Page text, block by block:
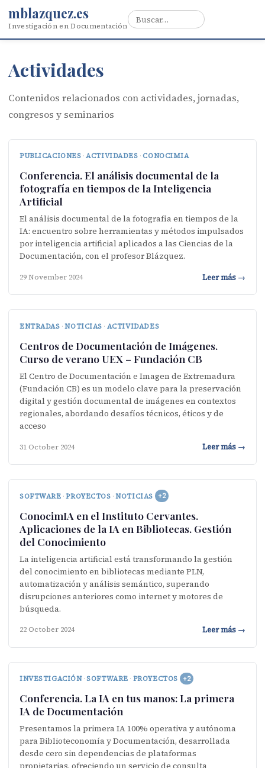
mblazquez.es
Investigación en Documentación
Actividades
Contenidos relacionados con actividades, jornadas,
congresos y seminarios
PUBLICACIONES · ACTIVIDADES · CONOCIMIA
Conferencia. El análisis documental de la
fotografía en tiempos de la Inteligencia
Artificial
El análisis documental de la fotografía en tiempos de la
IA: encuentro sobre herramientas y métodos impulsados
por inteligencia artificial aplicados a las Ciencias de la
Documentación, con el profesor Blázquez.
29 November 2024 Leer más →
ENTRADAS · NOTICIAS · ACTIVIDADES
Centros de Documentación de Imágenes.
Curso de verano UEX – Fundación CB
El Centro de Documentación e Imagen de Extremadura
(Fundación CB) es un modelo clave para la preservación
digital y gestión documental de imágenes en contextos
regionales, abordando desafíos técnicos, éticos y de
acceso
31 October 2024 Leer más →
SOFTWARE · PROYECTOS · NOTICIAS +2
ConocimIA en el Instituto Cervantes.
Aplicaciones de la IA en Bibliotecas. Gestión
del Conocimiento
La inteligencia artificial está transformando la gestión
del conocimiento en bibliotecas mediante PLN,
automatización y análisis semántico, superando
disrupciones anteriores como internet y motores de
búsqueda.
22 October 2024 Leer más →
INVESTIGACIÓN · SOFTWARE · PROYECTOS +2
Conferencia. La IA en tus manos: La primera
IA de Documentación
Presentamos la primera IA 100% operativa y autónoma
para Biblioteconomía y Documentación, desarrollada
desde cero sin dependencias de plataformas